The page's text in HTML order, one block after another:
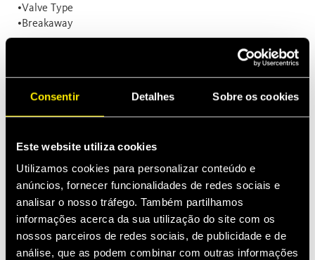
Consentir Detalhes Sobre os cookies
Este website utiliza cookies
Utilizamos cookies para personalizar conteúdo e
anúncios, fornecer funcionalidades de redes sociais e
analisar o nosso tráfego. Também partilhamos
informações acerca da sua utilização do site com os
nossos parceiros de redes sociais, de publicidade e de
análise, que as podem combinar com outras informações
•Valve Type
•Breakaway
Discover more about our recent ones, like CPVN Series,
As últimas novidades
abr 13, 2026